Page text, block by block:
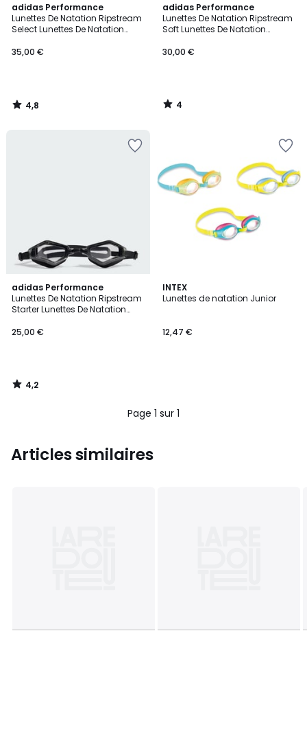
adidas Performance
Lunettes De Natation Ripstream
Select Lunettes De Natation
€.
35,00 €
4,8
/ 5
4,8
/
adidas Performance
Lunettes De Natation Ripstream
Soft Lunettes De Natation
30,00 €
4
/
5
4
/
adidas Performance
Lunettes De Natation Ripstream
Starter Lunettes De Natation
25,00 €
4,2
/ 5
4,2
/
INTEX
Lunettes de natation Junior
12,47 €
Page 1 sur 1
Articles similaires